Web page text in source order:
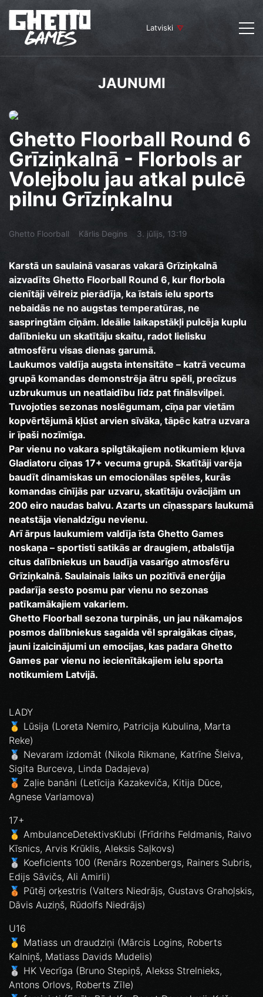
Latviski
JAUNUMI
Ghetto Floorball Round 6
Grīziņkalnā - Florbols ar
Volejbolu jau atkal pulcē
pilnu Grīziņkalnu
Ghetto Floorball Kārlis Degins 3. jūlijs, 13:19
Karstā un saulainā vasaras vakarā Grīziņkalnā
aizvadīts Ghetto Floorball Round 6, kur florbola
cienītāji vēlreiz pierādīja, ka īstais ielu sports
nebaidās ne no augstas temperatūras, ne
saspringtām cīņām. Ideālie laikapstākļi pulcēja kuplu
dalībnieku un skatītāju skaitu, radot lielisku
atmosfēru visas dienas garumā.
Laukumos valdīja augsta intensitāte – katrā vecuma
grupā komandas demonstrēja ātru spēli, precīzus
uzbrukumus un neatlaidību līdz pat finālsvilpei.
Tuvojoties sezonas noslēgumam, cīņa par vietām
kopvērtējumā kļūst arvien sīvāka, tāpēc katra uzvara
ir īpaši nozīmīga.
Par vienu no vakara spilgtākajiem notikumiem kļuva
Gladiatoru cīņas 17+ vecuma grupā. Skatītāji varēja
baudīt dinamiskas un emocionālas spēles, kurās
komandas cīnījās par uzvaru, skatītāju ovācijām un
200 eiro naudas balvu. Azarts un cīņasspars laukumā
neatstāja vienaldzīgu nevienu.
Arī ārpus laukumiem valdīja īsta Ghetto Games
noskaņa – sportisti satikās ar draugiem, atbalstīja
citus dalībniekus un baudīja vasarīgo atmosfēru
Grīziņkalnā. Saulainais laiks un pozitīvā enerģija
padarīja sesto posmu par vienu no sezonas
patīkamākajiem vakariem.
Ghetto Floorball sezona turpinās, un jau nākamajos
posmos dalībniekus sagaida vēl spraigākas cīņas,
jauni izaicinājumi un emocijas, kas padara Ghetto
Games par vienu no iecienītākajiem ielu sporta
notikumiem Latvijā.
LADY
🥇 Lūsija (Loreta Nemiro, Patricija Kubulina, Marta
Reke)
🥈 Nevaram izdomāt (Nikola Rikmane, Katrīne Šleiva,
Sigita Burceva, Linda Dadajeva)
🥉 Zaļie banāni (Letīcija Kazakeviča, Kitija Dūce,
Agnese Varlamova)
17+
🥇 AmbulanceDetektivsKlubi (Frīdrihs Feldmanis, Raivo
Kīsnics, Arvis Krūklis, Aleksis Saļkovs)
🥈 Koeficients 100 (Renārs Rozenbergs, Rainers Subris,
Edijs Sāvičs, Ali Amirli)
🥉 Pūtēj orķestris (Valters Niedrājs, Gustavs Grahoļskis,
Dāvis Auziņš, Rūdolfs Niedrājs)
U16
🥇 Matiass un draudziņi (Mārcis Logins, Roberts
Kalniņš, Matiass Davids Mudelis)
🥈 HK Vecrīga (Bruno Stepiņš, Alekss Strelnieks,
Antons Orlovs, Roberts Zīle)